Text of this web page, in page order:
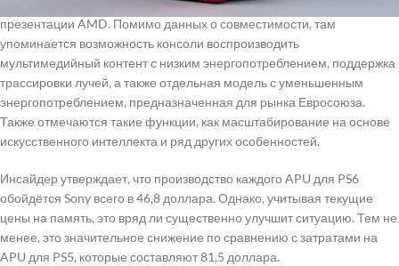
Информация инсайдера основывается на слайде из закрытой
презентации AMD. Помимо данных о совместимости, там
упоминается возможность консоли воспроизводить
мультимедийный контент с низким энергопотреблением, поддержка
трассировки лучей, а также отдельная модель с уменьшенным
энергопотреблением, предназначенная для рынка Евросоюза.
Также отмечаются такие функции, как масштабирование на основе
искусственного интеллекта и ряд других особенностей.
Инсайдер утверждает, что производство каждого APU для PS6
обойдётся Sony всего в 46,8 доллара. Однако, учитывая текущие
цены на память, это вряд ли существенно улучшит ситуацию. Тем не
менее, это значительное снижение по сравнению с затратами на
APU для PS5, которые составляют 81,5 доллара.